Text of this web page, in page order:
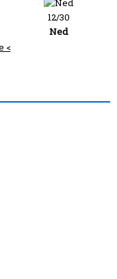
12/30
Ned
<